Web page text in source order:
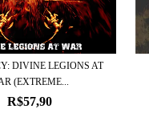
DIVINE LEGIONS AT
(EXTREME...
R$57,90